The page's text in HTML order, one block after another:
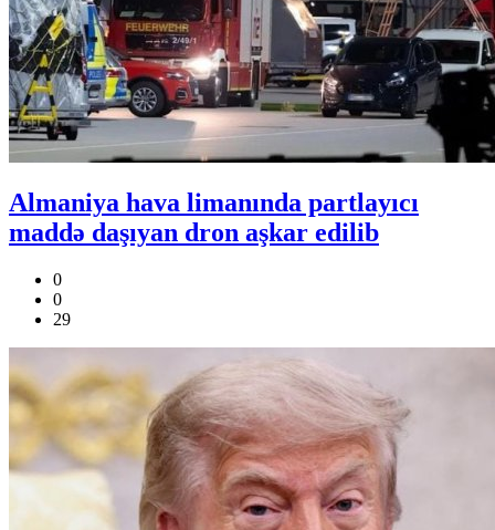
Almaniya hava limanında partlayıcı
maddə daşıyan dron aşkar edilib
0
0
29